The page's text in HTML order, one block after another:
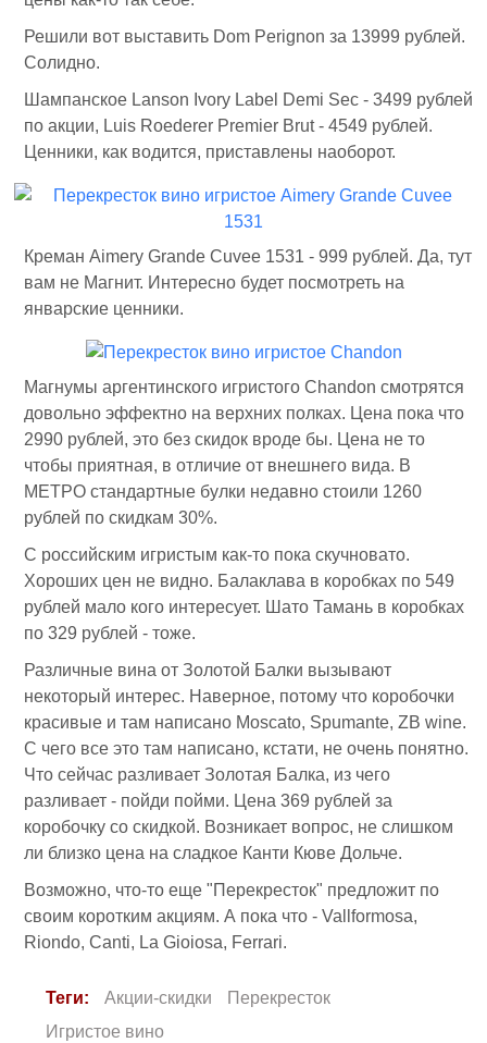
Решили вот выставить Dom Perignon за 13999 рублей.
Солидно.
Шампанское Lanson Ivory Label Demi Sec - 3499 рублей
по акции, Luis Roederer Premier Brut - 4549 рублей.
Ценники, как водится, приставлены наоборот.
Креман Aimery Grande Cuvee 1531 - 999 рублей. Да, тут
вам не Магнит. Интересно будет посмотреть на
январские ценники.
Магнумы аргентинского игристого Chandon смотрятся
довольно эффектно на верхних полках. Цена пока что
2990 рублей, это без скидок вроде бы. Цена не то
чтобы приятная, в отличие от внешнего вида. В
МЕТРО стандартные булки недавно стоили 1260
рублей по скидкам 30%.
С российским игристым как-то пока скучновато.
Хороших цен не видно. Балаклава в коробках по 549
рублей мало кого интересует. Шато Тамань в коробках
по 329 рублей - тоже.
Различные вина от Золотой Балки вызывают
некоторый интерес. Наверное, потому что коробочки
красивые и там написано Moscato, Spumante, ZB wine.
С чего все это там написано, кстати, не очень понятно.
Что сейчас разливает Золотая Балка, из чего
разливает - пойди пойми. Цена 369 рублей за
коробочку со скидкой. Возникает вопрос, не слишком
ли близко цена на сладкое Канти Кюве Дольче.
Возможно, что-то еще "Перекресток" предложит по
своим коротким акциям. А пока что - Vallformosa,
Riondo, Canti, La Gioiosa, Ferrari.
Теги: Акции-скидки
Перекресток
Игристое вино